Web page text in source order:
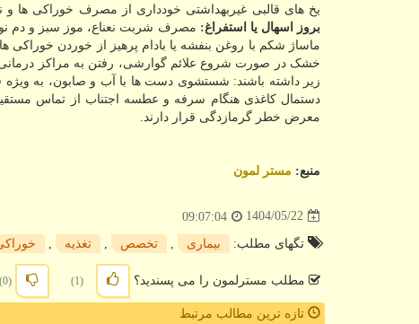
یخ های قالبی غیربهداشتی خودداری از مصرف خوراکی ها
بروز اسهال یا استفراغ: مصرف شربت نعناع، موز سبز و دم
ماساژ شکم با روغن بنفشه یا بادام پرهیز از خوردن خوراکی
خشک در صورت شروع علائم گوارشی، رفتن به مراکز
دستمال کاغذی هنگام سرفه و عطسه اجتناب از تماس
معرض خطر گرمازدگی قرار دارند.
منبع: مستر لمون
1404/05/22
09:07:04
تگهای مطلب: بیماری تخصص تغذیه
مطلب مسترلمون را می پسندید؟ (1)
(0)
تازه ترین مطالب مرتبط